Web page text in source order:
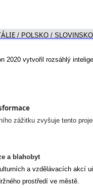
ÁLIE / POL SKO / SLOVINSKO
2020 vytvořil rozsáhlý
zážitku zvyšuje tento
a blahobyt
a vzdělávacích akcí
prostředí ve městě.